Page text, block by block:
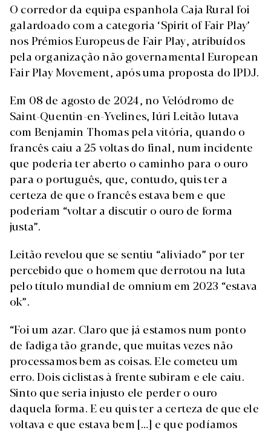
O corredor da equipa espanhola Caja Rural foi
galardoado com a categoria ‘Spirit of Fair Play’
nos Prémios Europeus de Fair Play, atribuídos
pela organização não governamental European
Fair Play Movement, após uma proposta do IPDJ.
Em 08 de agosto de 2024, no Velódromo de
Saint-Quentin-en-Yvelines, Iúri Leitão lutava
com Benjamin Thomas pela vitória, quando o
francês caiu a 25 voltas do final, num incidente
que poderia ter aberto o caminho para o ouro
para o português, que, contudo, quis ter a
certeza de que o francês estava bem e que
poderiam “voltar a discutir o ouro de forma
justa”.
Leitão revelou que se sentiu “aliviado” por ter
percebido que o homem que derrotou na luta
pelo título mundial de omnium em 2023 “estava
ok”.
“Foi um azar. Claro que já estamos num ponto
de fadiga tão grande, que muitas vezes não
processamos bem as coisas. Ele cometeu um
erro. Dois ciclistas à frente subiram e ele caiu.
Sinto que seria injusto ele perder o ouro
daquela forma. E eu quis ter a certeza de que ele
voltava e que estava bem […] e que podíamos